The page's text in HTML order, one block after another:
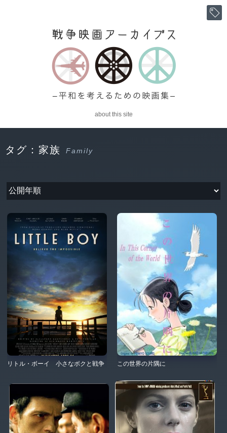
about this site
タグ：家族 Family
リトル・ボーイ 小さなボクと戦争 この世界の片隅に